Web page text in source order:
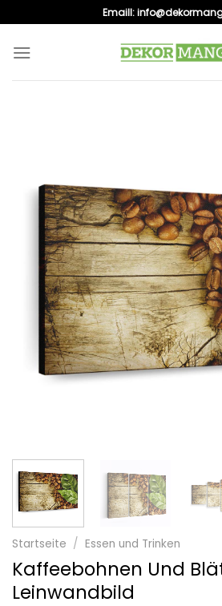
to
content
Emaill:
Startseite / Essen und Trinken
Kaffeebohnen Und
Leinwandbild